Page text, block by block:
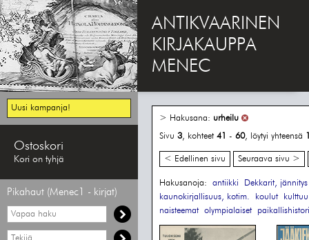
ANTIKVAARINEN
KIRJAKAUPPA
MENEC
Uusi kampanja!
Ostoskori
Kori on tyhjä
Pikahaut (Menec1 - kirjat)
Vapaa
haku
Hae
> Hakusana: urheilu
Sivu 3, kohteet 41 - 60, löytyi yhteensä
< Edellinen sivu Seuraava sivu >
Hakusanoja: antiikki
Dekkarit, jännitys
kaunokirjallisuus, kotim.
koulut
naisteemat
olympialaiset